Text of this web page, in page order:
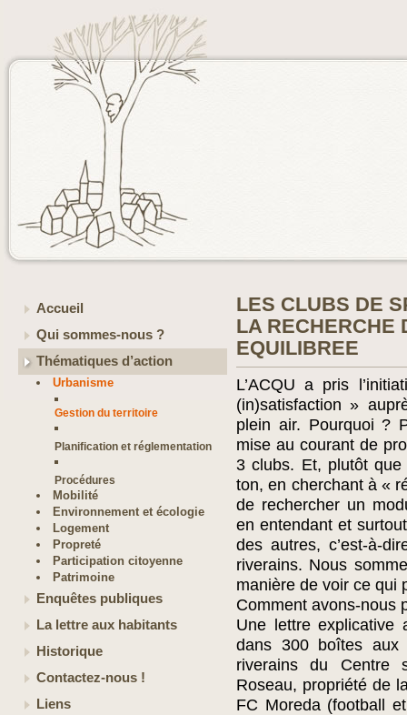
Accueil
Qui sommes-nous ?
Thématiques d’action
Urbanisme
Gestion du territoire
Planification et réglementation
Procédures
Mobilité
Environnement et écologie
Logement
Propreté
Participation citoyenne
Patrimoine
Enquêtes publiques
La lettre aux habitants
Historique
Contactez-nous !
Liens
LES CLUBS DE
LA RECHERCHE
EQUILIBREE
L’ACQU a pris
(in)satisfaction »
plein air. Pourquoi ?
mise au courant de
3 clubs. Et, plutôt
ton, en cherchant à «
de rechercher un
en entendant et
des autres, c’est-à-
riverains. Nous
manière de voir ce qui
Comment avons-nous
Une lettre explicative
dans 300 boîtes aux
riverains du Centre
Roseau, propriété de
FC Moreda (football